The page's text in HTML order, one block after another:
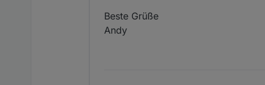
Beste Grüße
Andy